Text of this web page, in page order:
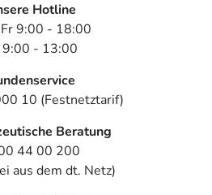
Hotline
9:00 - 18:00
9:00 - 13:00
10 (Festnetztarif)
Beratung
44 00 200
aus dem dt. Netz)